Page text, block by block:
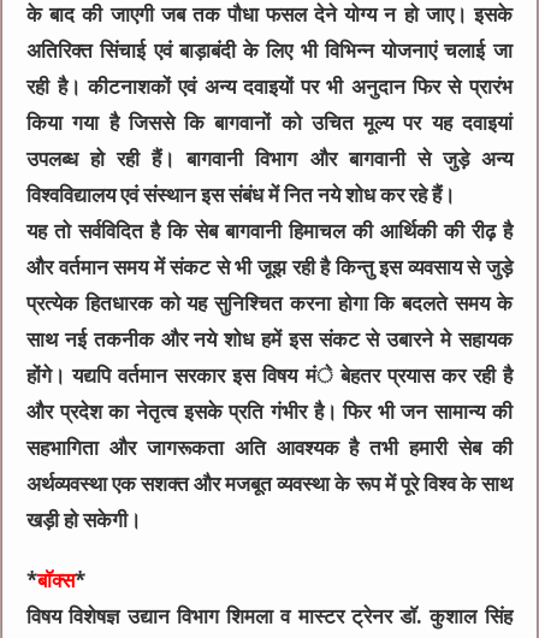
के बाद की जाएगी जब तक पौधा फसल देने योग्य न हो जाए। इसके
अतिरिक्त सिंचाई एवं बाड़ाबंदी के लिए भी विभिन्न योजनाएं चलाई जा
रही है। कीटनाशकों एवं अन्य दवाइयों पर भी अनुदान फिर से प्रारंभ
किया गया है जिससे कि बागवानों को उचित मूल्य पर यह दवाइयां
उपलब्ध हो रही हैं। बागवानी विभाग और बागवानी से जुड़े अन्य
विश्वविद्यालय एवं संस्थान इस संबंध में नित नये शोध कर रहे हैं।
यह तो सर्वविदित है कि सेब बागवानी हिमाचल की आर्थिकी की रीढ़ है
और वर्तमान समय में संकट से भी जूझ रही है किन्तु इस व्यवसाय से जुड़े
प्रत्येक हितधारक को यह सुनिश्चित करना होगा कि बदलते समय के
साथ नई तकनीक और नये शोध हमें इस संकट से उबारने मे सहायक
होंगे। यद्यपि वर्तमान सरकार इस विषय मंे बेहतर प्रयास कर रही है
और प्रदेश का नेतृत्व इसके प्रति गंभीर है। फिर भी जन सामान्य की
सहभागिता और जागरूकता अति आवश्यक है तभी हमारी सेब की
अर्थव्यवस्था एक सशक्त और मजबूत व्यवस्था के रूप में पूरे विश्व के साथ
खड़ी हो सकेगी।
*बाॅक्स*
विषय विशेषज्ञ उद्यान विभाग शिमला व मास्टर ट्रेनर डाॅ. कुशाल सिंह